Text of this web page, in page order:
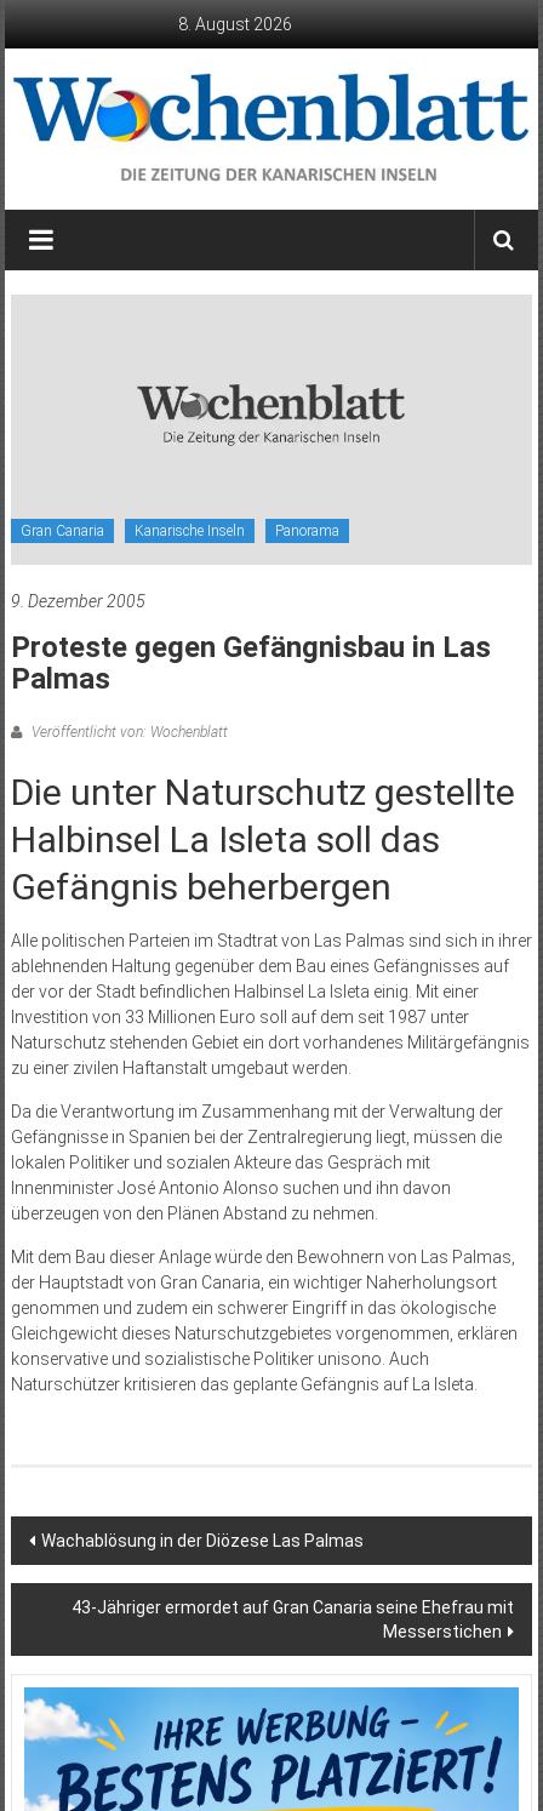
8. August 2026
Wochenblatt
die
Gran Canaria Kanarische Inseln Panorama
9. Dezember 2005
Proteste gegen Gefängnisbau in Las
Palmas
Veröffentlicht von: Wochenblatt
Die unter Naturschutz gestellte
Halbinsel La Isleta soll das
Gefängnis beherbergen
Alle politischen Parteien im Stadtrat von Las Palmas sind sich in ihrer
ablehnenden Haltung gegenüber dem Bau eines Gefängnisses auf
der vor der Stadt befindlichen Halbinsel La Isleta einig. Mit einer
Investition von 33 Millionen Euro soll auf dem seit 1987 unter
Naturschutz stehenden Gebiet ein dort vorhandenes Militärgefängnis
zu einer zivilen Haftanstalt umgebaut werden.
Da die Verantwortung im Zusammenhang mit der Verwaltung der
Gefängnisse in Spanien bei der Zentralregierung liegt, müssen die
lokalen Politiker und sozialen Akteure das Gespräch mit
Innenminister José Antonio Alonso suchen und ihn davon
überzeugen von den Plänen Abstand zu nehmen.
Mit dem Bau dieser Anlage würde den Bewohnern von Las Palmas,
der Hauptstadt von Gran Canaria, ein wichtiger Naherholungsort
genommen und zudem ein schwerer Eingriff in das ökologische
Gleichgewicht dieses Naturschutzgebietes vorgenommen, erklären
konservative und sozialistische Politiker unisono. Auch
Naturschützer kritisieren das geplante Gefängnis auf La Isleta.
Beitragsnavigation
Wachablösung in der Diözese Las Palmas
43-Jähriger ermordet auf Gran Canaria seine Ehefrau mit
Messerstichen